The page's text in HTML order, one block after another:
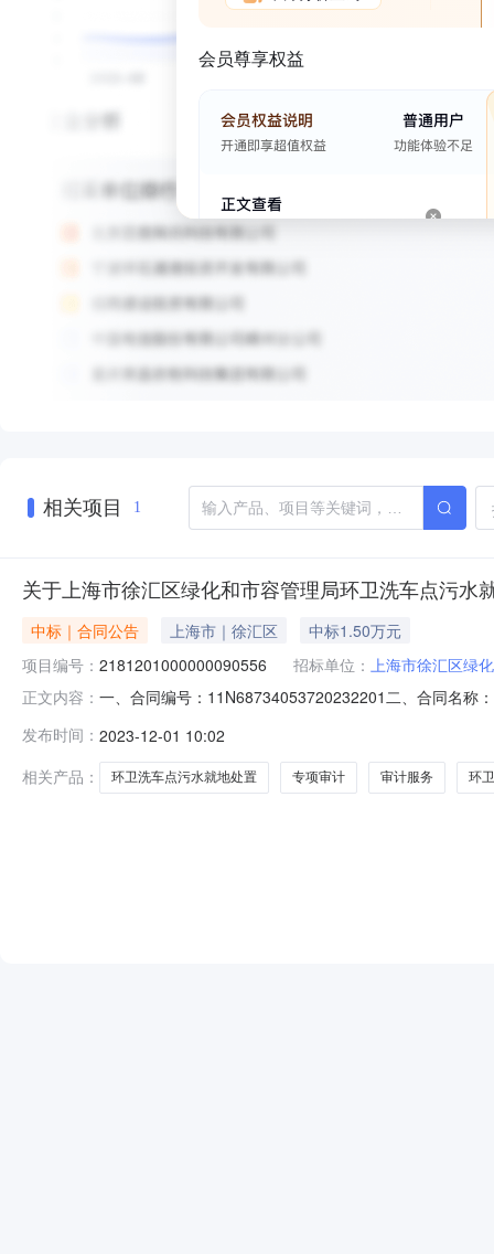
会员尊享权益
相关项目 1
关于上海市徐汇区绿化和市容管理局环卫洗车点污水
中标｜合同公告 上海市｜徐汇区
中标1.50万元
项目编号： 2181201000000090556 招标单位： 上海市徐汇区绿
正文内容： 一、合同编号：11N68734053720232201二、合同名称
式：021-64276023供应商（乙方）：上海立信佳诚东审
647
发布时间： 2023-12-01 10:02
相关产品：
环卫洗车点污水就地处置 专项审计 审计服务 环